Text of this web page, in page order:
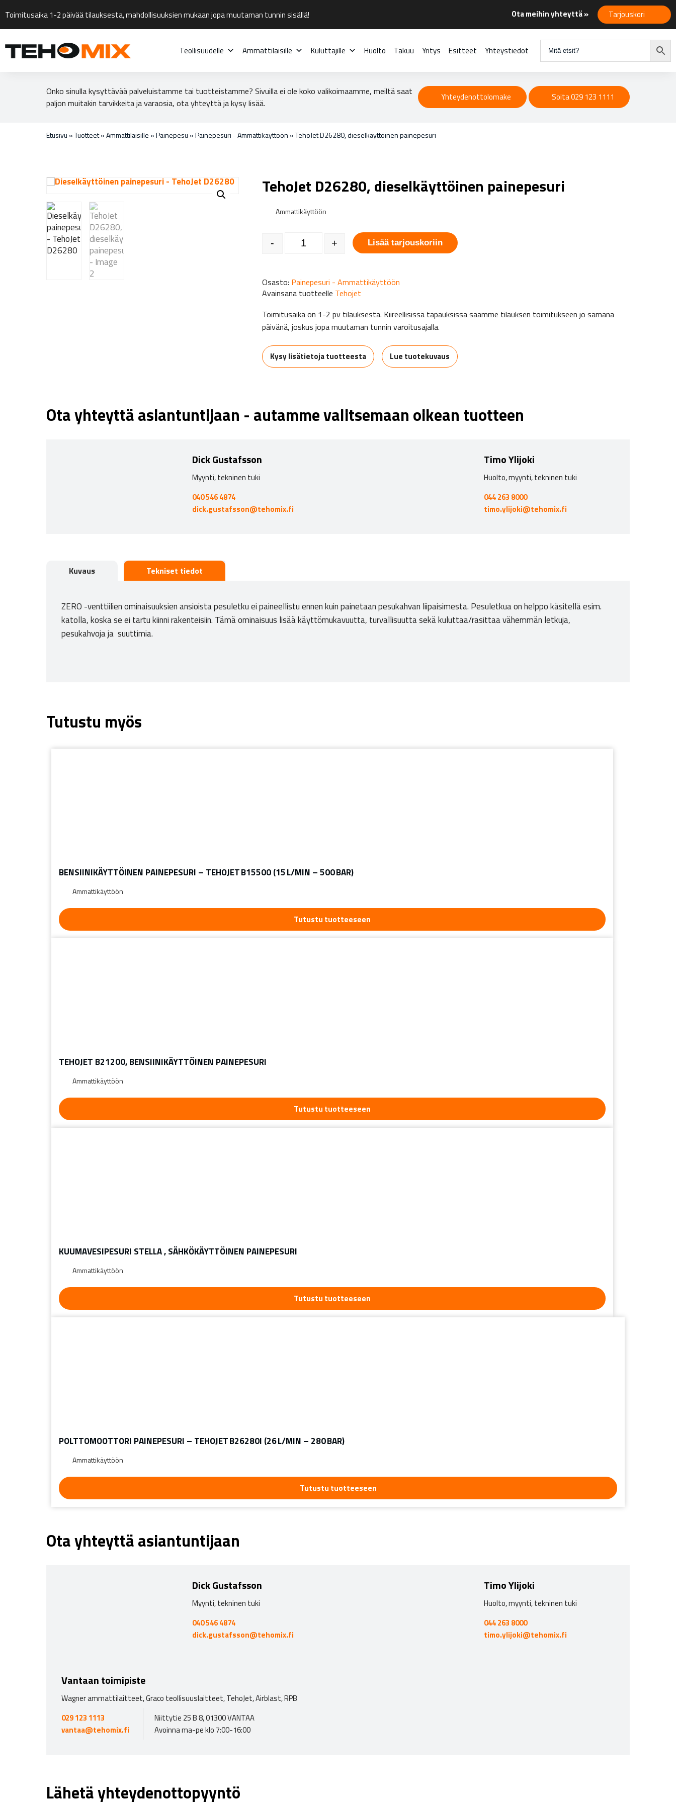
Toimitusaika 1-2 päivää tilauksesta, mahdollisuuksien mukaan jopa muutaman tunnin sisällä! Ota meihin yhteyttä » Tarjouskori
Teollisuudelle Ammattilaisille Kuluttajille Huolto Takuu Yritys Esitteet Yhteystiedot
Onko sinulla kysyttävää palveluistamme tai tuotteistamme? Sivuilla ei ole koko valikoimaamme, meiltä saat
paljon muitakin tarvikkeita ja varaosia, ota yhteyttä ja kysy lisää.
Yhteydenottolomake Soita 029 123 1111
Etusivu »Tuotteet»Ammattilaisille »Painepesu »Painepesuri - Ammattikäyttöön »TehoJet D26280, dieselkäyttöinen painepesuri
TehoJet D26280, dieselkäyttöinen painepesuri
Ammattikäyttöön
TehoJet D26280, dieselkäyttöinen painepesuri määrä
- + Lisää tarjouskoriin
Osasto: Painepesuri - Ammattikäyttöön
Avainsana tuotteelle Tehojet
Toimitusaika on 1-2 pv tilauksesta. Kiireellisissä tapauksissa saamme tilauksen toimitukseen jo samana
päivänä, joskus jopa muutaman tunnin varoitusajalla.
Kysy lisätietoja tuotteesta Lue tuotekuvaus
Ota yhteyttä asiantuntijaan - autamme valitsemaan oikean tuotteen
Dick Gustafsson
Myynti, tekninen tuki
040 546 4874
dick.gustafsson@tehomix.fi
Timo Ylijoki
Huolto, myynti, tekninen tuki
044 263 8000
timo.ylijoki@tehomix.fi
Kuvaus Tekniset tiedot
ZERO -venttiilien ominaisuuksien ansioista pesuletku ei paineellistu ennen kuin painetaan pesukahvan liipaisimesta. Pesuletkua on helppo käsitellä esim.
katolla, koska se ei tartu kiinni rakenteisiin. Tämä ominaisuus lisää käyttömukavuutta, turvallisuutta sekä kuluttaa/rasittaa vähemmän letkuja,
pesukahvoja ja suuttimia.
Tutustu myös
BENSIINIKÄYTTÖINEN PAINEPESURI – TEHOJET B15500 (15 L/MIN – 500 BAR)
Ammattikäyttöön
Tutustu tuotteeseen
TEHOJET B21200, BENSIINIKÄYTTÖINEN PAINEPESURI
Ammattikäyttöön
Tutustu tuotteeseen
KUUMAVESIPESURI STELLA , SÄHKÖKÄYTTÖINEN PAINEPESURI
Ammattikäyttöön
Tutustu tuotteeseen
POLTTOMOOTTORI PAINEPESURI – TEHOJET B26280I (26 L/MIN – 280 BAR)
Ammattikäyttöön
Tutustu tuotteeseen
Ota yhteyttä asiantuntijaan
Dick Gustafsson
Myynti, tekninen tuki
040 546 4874
dick.gustafsson@tehomix.fi
Timo Ylijoki
Huolto, myynti, tekninen tuki
044 263 8000
timo.ylijoki@tehomix.fi
Vantaan toimipiste
Wagner ammattilaitteet, Graco teollisuuslaitteet, TehoJet, Airblast, RPB
029 123 1113
vantaa@tehomix.fi
Niittytie 25 B 8, 01300 VANTAA
Avoinna ma-pe klo 7:00-16:00
Lähetä yhteydenottopyyntö